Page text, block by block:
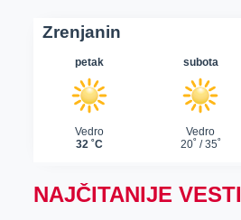
NAJČITANIJE VESTI